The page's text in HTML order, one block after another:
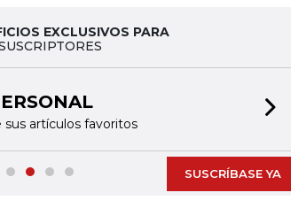
EXCLUSIVOS PARA
artículos favoritos
SUSCRÍBASE YA